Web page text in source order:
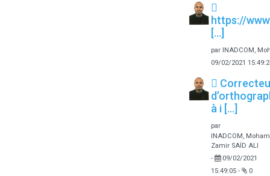

https://
[...]
par
INADCOM,
09/02/2021

à i [...]
par
INADCOM,
Zamir SAÏD ALI
-
09/02/2021
15:49:05 - 0